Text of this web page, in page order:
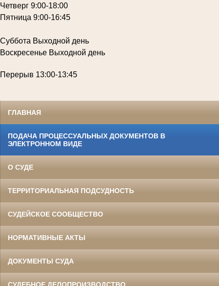
Четверг 9:00-18:00
Пятница 9:00-16:45
Суббота Выходной день
Воскресенье Выходной день
Перерыв 13:00-13:45
ГЛАВНАЯ
ПОДАЧА ПРОЦЕССУАЛЬНЫХ ДОКУМЕНТОВ В
ЭЛЕКТРОННОМ ВИДЕ
О СУДЕ
ТЕРРИТОРИАЛЬНАЯ ПОДСУДНОСТЬ
СУДЕЙСКОЕ СООБЩЕСТВО
НОРМАТИВНЫЕ АКТЫ
ДОКУМЕНТЫ СУДА